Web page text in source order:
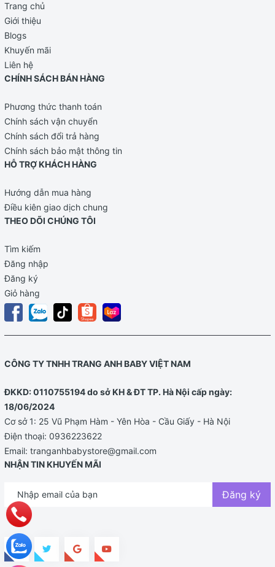
Trang chủ
Giới thiệu
Blogs
Khuyến mãi
Liên hệ
CHÍNH SÁCH BÁN HÀNG
Phương thức thanh toán
Chính sách vận chuyển
Chính sách đổi trả hàng
Chính sách bảo mật thông tin
HỖ TRỢ KHÁCH HÀNG
Hướng dẫn mua hàng
Điều kiên giao dịch chung
THEO DÕI CHÚNG TÔI
Tìm kiếm
Đăng nhập
Đăng ký
Giỏ hàng
CÔNG TY TNHH TRANG ANH BABY VIỆT NAM
ĐKKD: 0110755194 do sở KH & ĐT TP. Hà Nội cấp ngày:
18/06/2024
Cơ sở 1: 25 Vũ Phạm Hàm - Yên Hòa - Cầu Giấy - Hà Nội
Điện thoại: 0936223622
Email: tranganhbabystore@gmail.com
NHẬN TIN KHUYẾN MÃI
Đăng ký